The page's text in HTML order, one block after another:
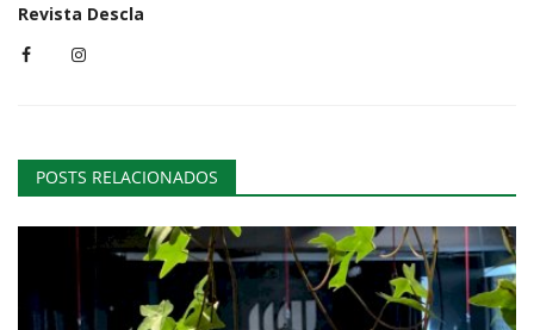
Revista Descla
POSTS RELACIONADOS